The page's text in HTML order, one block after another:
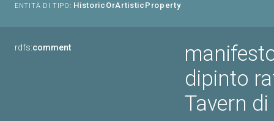
ENTITÀ DI TIPO: HistoricOrArtisticProperty
rdfs:comment
dipinto
Tavern